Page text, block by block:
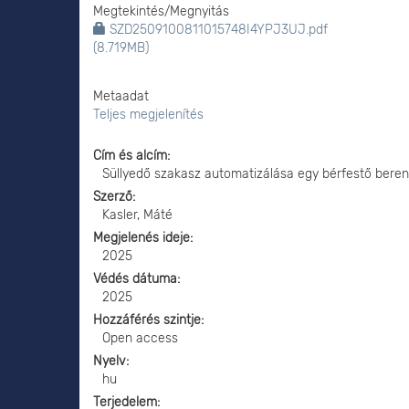
Megtekintés/Megnyitás
SZD2509100811015748I4YPJ3UJ.pdf
(8.719MB)
Metaadat
Teljes megjelenítés
Cím és alcím
Süllyedő szakasz automatizálása egy bérfestő
Szerző
Kasler, Máté
Megjelenés ideje
2025
Védés dátuma
2025
Hozzáférés szintje
Open access
Nyelv
hu
Terjedelem